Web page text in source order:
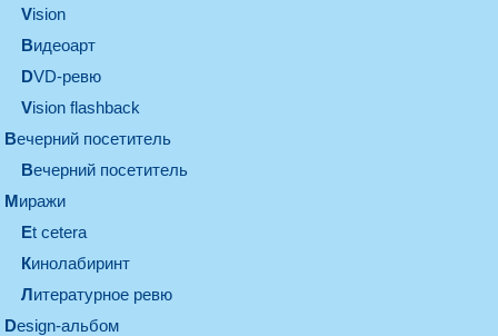
vision
видеоарт
DVD-ревю
Vision flashback
вечерний посетитель
вечерний посетитель
миражи
et cetera
кинолабиринт
литературное ревю
design-альбом